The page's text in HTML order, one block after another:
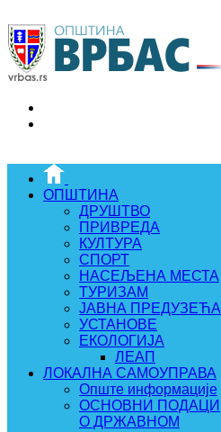
ОПШТИНА
ДРУШТВО
ПРИВРЕДА
КУЛТУРА
СПОРТ
НАСЕЉЕНА МЕСТА
ТУРИЗАМ
ЈАВНА ПРЕДУЗЕЋА
УСТАНОВЕ
ЕКОЛОГИЈА
ЛЕАП
ЛОКАЛНА САМОУПРАВА
Опште информације
ОСНОВНИ ПОДАЦИ
О ДРЖАВНОМ